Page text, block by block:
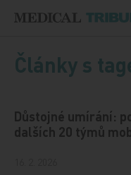
Články s
Důstojné umírání:
dalších 20 týmů